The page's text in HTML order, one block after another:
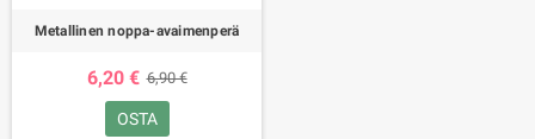
Metallinen noppa-avaimenperä
6,20 € 6,90 €
OSTA